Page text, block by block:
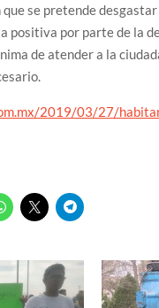
se pretende
positiva por parte de la
de atender a la
2019/03/27/